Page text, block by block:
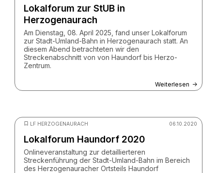
Lokalforum zur StUB in
Herzogenaurach
Am Dienstag, 08. April 2025, fand unser Lokalforum
zur Stadt-Umland-Bahn in Herzogenaurach statt. An
diesem Abend betrachteten wir den
Streckenabschnitt von von Haundorf bis Herzo-
Zentrum.
Weiterlesen
LF HERZOGENAURACH 06.10.2020
Lokalforum Haundorf 2020
Onlineveranstaltung zur detaillierteren
Streckenführung der Stadt-Umland-Bahn im Bereich
des Herzogenauracher Ortsteils Haundorf